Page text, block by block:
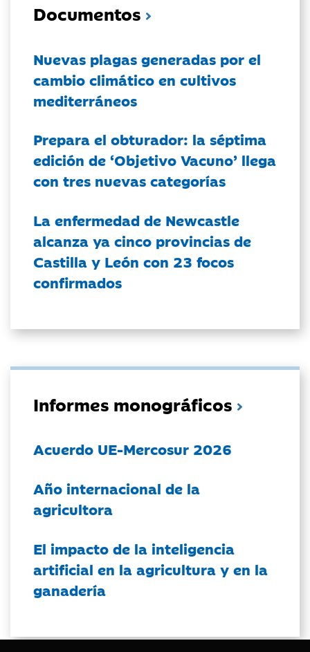
Documentos
Nuevas plagas generadas por el
cambio climático en cultivos
mediterráneos
Prepara el obturador: la séptima
edición de ‘Objetivo Vacuno’ llega
con tres nuevas categorías
La enfermedad de Newcastle
alcanza ya cinco provincias de
Castilla y León con 23 focos
confirmados
Informes monográficos
Acuerdo UE-Mercosur 2026
Año internacional de la
agricultora
El impacto de la inteligencia
artificial en la agricultura y en la
ganadería